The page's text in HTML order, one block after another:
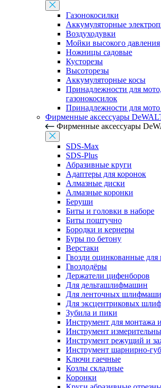
Газонокосилки
Аккумуляторные
Воздуходувки
Мойки высокого давления
Ножницы садовые
Кусторезы
Высоторезы
Аккумуляторные косы
Принадлежности для мото,
газонокосилок
Принадлежности для
Фирменные аксессуары
Фирменные аксессуары
SDS-Max
SDS-Plus
Абразивные круги
Адаптеры для коронок
Алмазные диски
Алмазные коронки
Беруши
Биты и головки в наборе
Биты поштучно
Бородки и кернеры
Буры по бетону
Верстаки
Гвозди оцинкованные для
Гвоздодёры
Держатели цифенборов
Для дельташлифмашин
Для ленточных
Для эксцентриковых
Зубила и пики
Инструмент для монтажа
Инструмент
Инструмент режущий и
Инструмент шарнирно-
Ключи гаечные
Козлы складные
Коронки